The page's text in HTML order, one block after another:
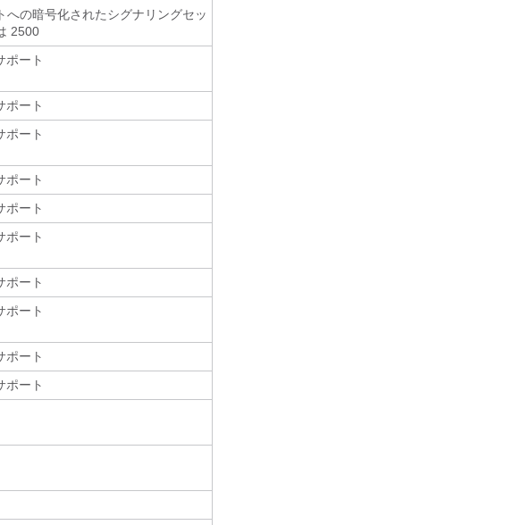
への暗号化されたシグナリングセッ
2500
ポート
ポート
ポート
ポート
ポート
ポート
ポート
ポート
ポート
ポート